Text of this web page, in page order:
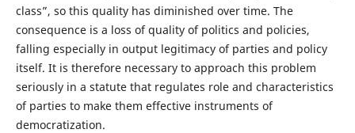
class”, so this quality has diminished over time. The
consequence is a loss of quality of politics and policies,
falling especially in output legitimacy of parties and policy
itself. It is therefore necessary to approach this problem
seriously in a statute that regulates role and characteristics
of parties to make them effective instruments of
democratization.